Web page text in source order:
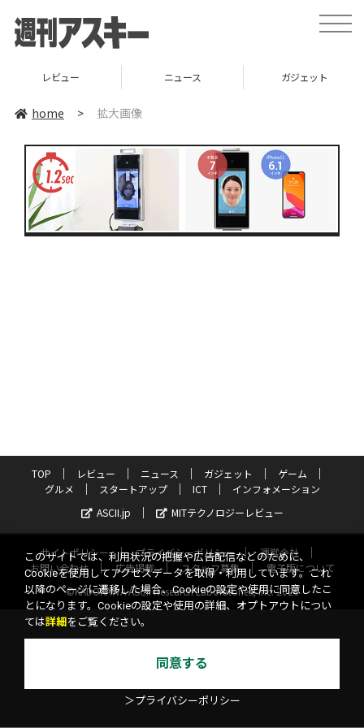
toggle
レビュー ニュース ガジェット
home > 拡大画像
TOP レビュー ニュース ガジェット
ゲーム
グルメ
スタートアップ ICT
インフォメーション
ASCII.jp
MITテクノロジーレビュー
サイトポリシー プライバシーポリシー
運営会社
お問い合わせ
広告掲載 スタッフ募集
電子版について
©KADOKAWA ASCII Research Laboratories, Inc. 2026
このサイトでは、利用状況の把握や広告配信などのために、
Cookieを使用してアクセスデータを取得・利用しています。これ
以降のページに遷移した場合、Cookieの設定や使用に同意したこ
とになります。Cookieの設定や使用の詳細、オプトアウトについ
ては詳細 をご覧ください。
同意する
＞プライバシーポリシー